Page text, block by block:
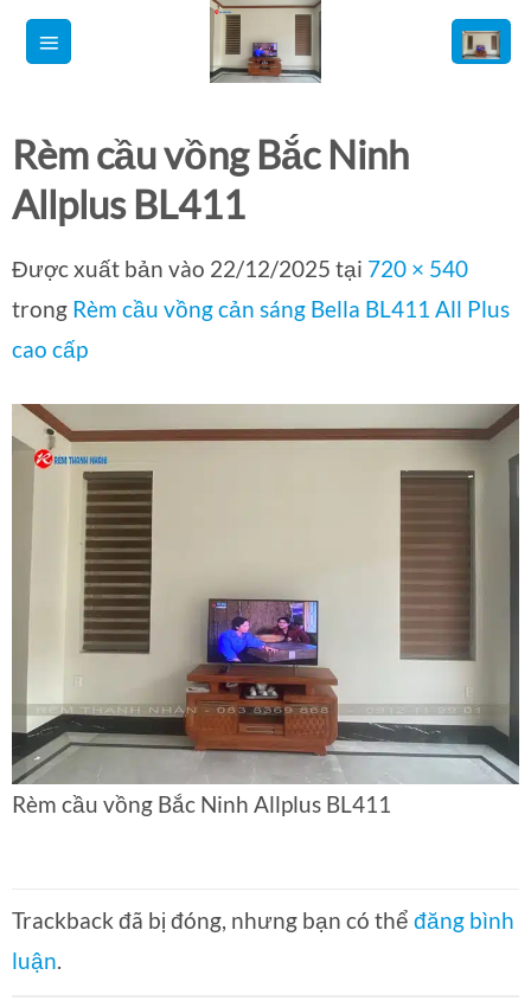
qua
dung
Rèm cầu vồng Bắc Ninh
Allplus BL411
Được xuất bản vào 22/12/2025 tại 720 × 540
trong Rèm cầu vồng cản sáng Bella BL411 All Plus
cao cấp
Rèm cầu vồng Bắc Ninh Allplus BL411
Trackback đã bị đóng, nhưng bạn có thể đăng bình
luận.